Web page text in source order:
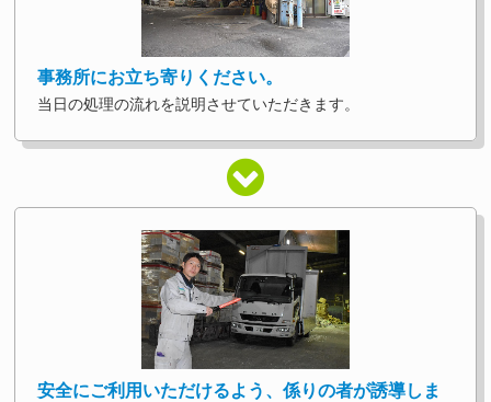
事務所にお立ち寄りください。
当日の処理の流れを説明させていただきます。
安全にご利用いただけるよう、係りの者が誘導しま